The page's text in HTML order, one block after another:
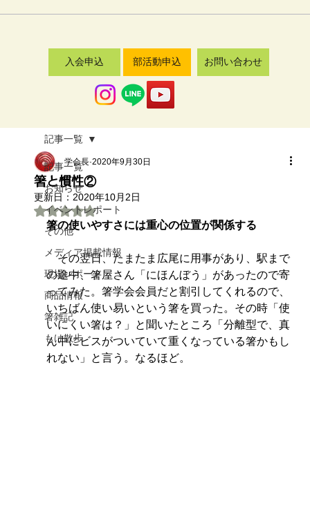
お問い合わせ
部活動申込
入会申込
記事一覧
お知らせ
イベントレポート
その他
メディア掲載情報
現場レポート
商品情報
箸雑記
もけ散歩
記事一覧
箸と慣性②
学会長 2020年9月30日
更新日： 2020年10月2日
5つ星のうちNaNと評価されています。
箸の使いやすさには重心の位置が関係する
その翌日、たまたま広尾に用事があり、駅まで
の途中、箸屋さん「にほんぼう」があったので寄
ってみた。箸学会会員だと割引してくれるので、
いちばん使い易いという箸を買った。その時「使
いにくい箸は？」と聞いたところ「分離型で、真
ん中にビスがついていて重くなっている箸かもし
れない」と言う。なるほど。